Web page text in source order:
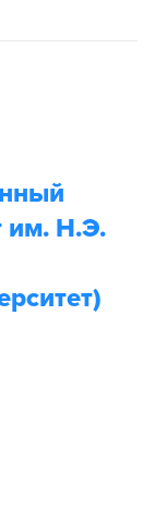
им. Н.Э.